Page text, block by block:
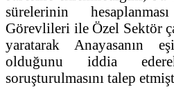
sürelerinin
Görevlileri ile Özel Sektör
yaratarak Anayasanın
olduğunu iddia
soruşturulmasını talep